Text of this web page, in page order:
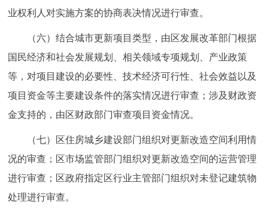
业权利人对实施方案的协商表决情况进行审查。
（六）结合城市更新项目类型，由区发展改革部门根据
国民经济和社会发展规划、相关领域专项规划、产业政策
等，对项目建设的必要性、技术经济可行性、社会效益以及
项目资金等主要建设条件的落实情况进行审查；涉及财政资
金支持的，由区财政部门审查项目资金情况。
（七）区住房城乡建设部门组织对更新改造空间利用情
况的审查；区市场监管部门组织对更新改造空间的运营管理
进行审查；区政府指定区行业主管部门组织对未登记建筑物
处理进行审查。